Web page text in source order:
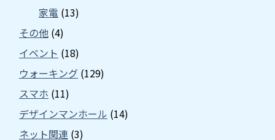
家電 (13)
その他 (4)
イベント (18)
ウォーキング (129)
スマホ (11)
デザインマンホール (14)
ネット関連 (3)